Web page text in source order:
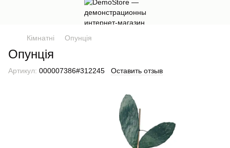
Кімнатні Опунція
Опунція
Артикул: 000007386#312245 Оставить отзыв